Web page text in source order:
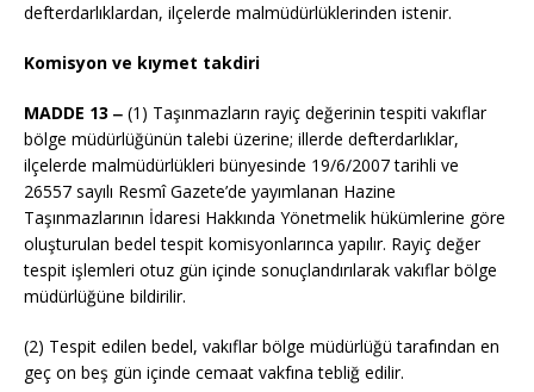
defterdarlıklardan, ilçelerde malmüdürlüklerinden istenir.
Komisyon ve kıymet takdiri
MADDE 13 ‒ (1) Taşınmazların rayiç değerinin tespiti vakıflar
bölge müdürlüğünün talebi üzerine; illerde defterdarlıklar,
ilçelerde malmüdürlükleri bünyesinde 19/6/2007 tarihli ve
26557 sayılı Resmî Gazete’de yayımlanan Hazine
Taşınmazlarının İdaresi Hakkında Yönetmelik hükümlerine göre
oluşturulan bedel tespit komisyonlarınca yapılır. Rayiç değer
tespit işlemleri otuz gün içinde sonuçlandırılarak vakıflar bölge
müdürlüğüne bildirilir.
(2) Tespit edilen bedel, vakıflar bölge müdürlüğü tarafından en
geç on beş gün içinde cemaat vakfına tebliğ edilir.